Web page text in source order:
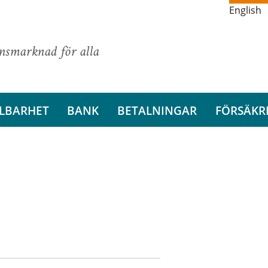
för alla
English
BANK BETALNINGAR